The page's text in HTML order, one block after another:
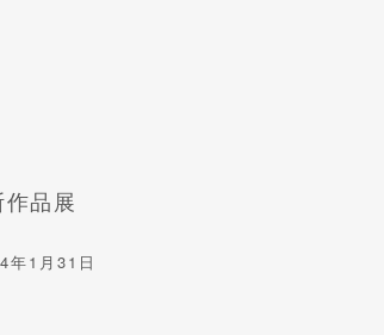
品展
1月31日